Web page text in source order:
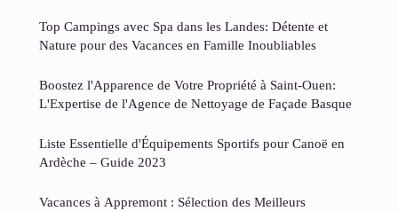
Top Campings avec Spa dans les Landes: Détente et
Nature pour des Vacances en Famille Inoubliables
Boostez l'Apparence de Votre Propriété à Saint-Ouen:
L'Expertise de l'Agence de Nettoyage de Façade Basque
Liste Essentielle d'Équipements Sportifs pour Canoë en
Ardèche – Guide 2023
Vacances à Appremont : Sélection des Meilleurs